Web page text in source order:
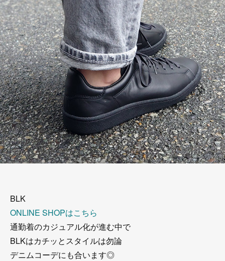
BLK
ONLINE SHOPはこちら
通勤着のカジュアル化が進む中で
BLKはカチッとスタイルは勿論
デニムコーデにも合います◎